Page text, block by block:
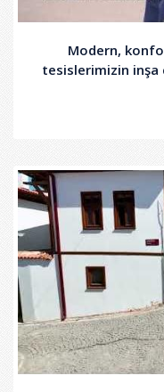
Modern,
tesislerimizin inşa